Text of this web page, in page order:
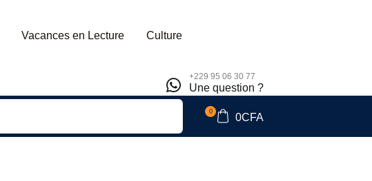
Vacances en Lecture Culture
+229 95 06 30 77
Une question ?
0
0CFA